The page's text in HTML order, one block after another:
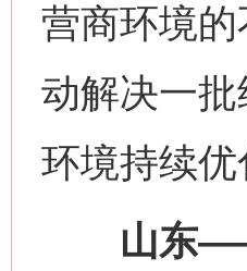
营商环境
动解决一
环境持续优
山东